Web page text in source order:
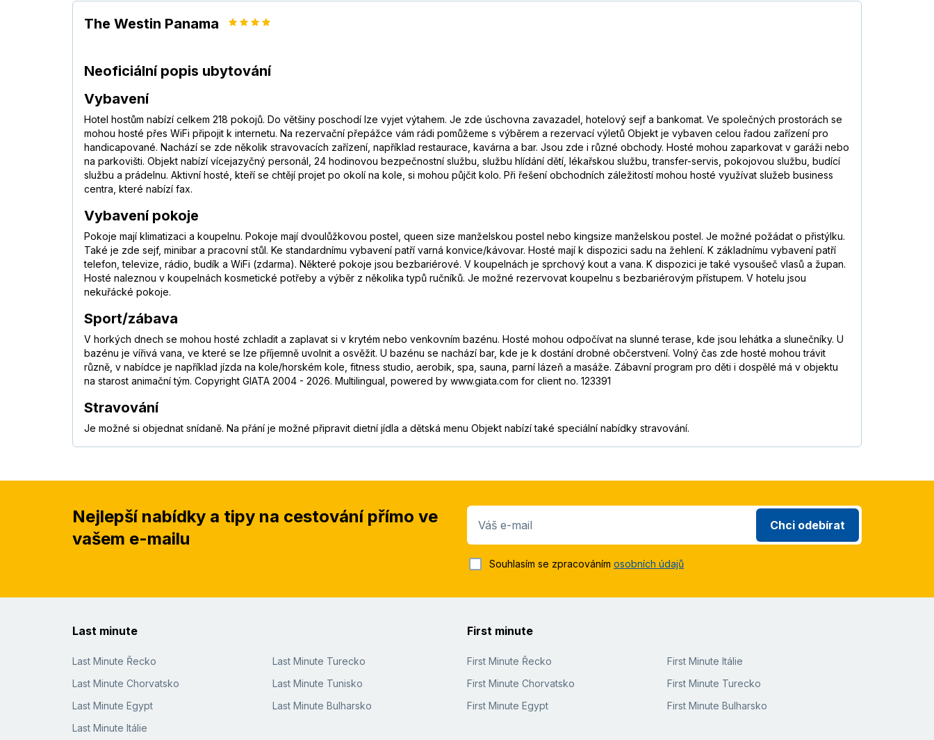
The Westin Panama
Neoficiální popis ubytování
Vybavení
Hotel hostům nabízí celkem 218 pokojů. Do většiny poschodí lze vyjet výtahem. Je zde úschovna zavazadel, hotelový sejf a bankomat. Ve společných prostorách se
mohou hosté přes WiFi připojit k internetu. Na rezervační přepážce vám rádi pomůžeme s výběrem a rezervací výletů Objekt je vybaven celou řadou zařízení pro
handicapované. Nachází se zde několik stravovacích zařízení, například restaurace, kavárna a bar. Jsou zde i různé obchody. Hosté mohou zaparkovat v garáži nebo
na parkovišti. Objekt nabízí vícejazyčný personál, 24 hodinovou bezpečnostní službu, službu hlídání dětí, lékařskou službu, transfer-servis, pokojovou službu, budící
službu a prádelnu. Aktivní hosté, kteří se chtějí projet po okolí na kole, si mohou půjčit kolo. Při řešení obchodních záležitostí mohou hosté využívat služeb business
centra, které nabízí fax.
Vybavení pokoje
Pokoje mají klimatizaci a koupelnu. Pokoje mají dvoulůžkovou postel, queen size manželskou postel nebo kingsize manželskou postel. Je možné požádat o přistýlku.
Také je zde sejf, minibar a pracovní stůl. Ke standardnímu vybavení patří varná konvice/kávovar. Hosté mají k dispozici sadu na žehlení. K základnímu vybavení patří
telefon, televize, rádio, budík a WiFi (zdarma). Některé pokoje jsou bezbariérové. V koupelnách je sprchový kout a vana. K dispozici je také vysoušeč vlasů a župan.
Hosté naleznou v koupelnách kosmetické potřeby a výběr z několika typů ručníků. Je možné rezervovat koupelnu s bezbariérovým přístupem. V hotelu jsou
nekuřácké pokoje.
Sport/zábava
V horkých dnech se mohou hosté zchladit a zaplavat si v krytém nebo venkovním bazénu. Hosté mohou odpočívat na slunné terase, kde jsou lehátka a slunečníky. U
bazénu je vířivá vana, ve které se lze příjemně uvolnit a osvěžit. U bazénu se nachází bar, kde je k dostání drobné občerstvení. Volný čas zde hosté mohou trávit
různě, v nabídce je například jízda na kole/horském kole, fitness studio, aerobik, spa, sauna, parní lázeň a masáže. Zábavní program pro děti i dospělé má v objektu
na starost animační tým. Copyright GIATA 2004 - 2026. Multilingual, powered by www.giata.com for client no. 123391
Stravování
Je možné si objednat snídaně. Na přání je možné připravit dietní jídla a dětská menu Objekt nabízí také speciální nabídky stravování.
Nejlepší nabídky a tipy na cestování přímo ve
vašem e-mailu
Váš e-mail Chci odebírat
Souhlasím se zpracováním osobních údajů
Last minute
Last Minute Řecko
Last Minute Chorvatsko
Last Minute Egypt
Last Minute Itálie
Last Minute Turecko
Last Minute Tunisko
Last Minute Bulharsko
First minute
First Minute Řecko
First Minute Chorvatsko
First Minute Egypt
First Minute Itálie
First Minute Turecko
First Minute Bulharsko